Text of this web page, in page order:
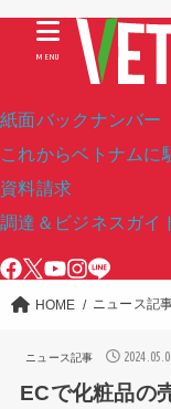
紙面バックナンバー
これからベトナムに
資料請求
調達＆ビジネスガイ
MENU
HOME ニュース記
ニュース記事
ECで化粧品の